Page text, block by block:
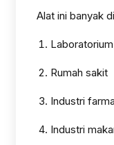
Alat ini banyak
Rumah sakit
Industri
Industri